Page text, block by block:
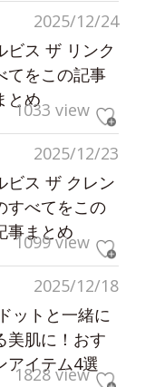
2025/12/24
ビス ザ リンク
てをこの記事
とめ
1033 view
2025/12/23
ビス ザ クレン
すべてをこの
事まとめ
1099 view
2025/12/18
ットと一緒に
美肌に！おす
アイテム4選
1828 view